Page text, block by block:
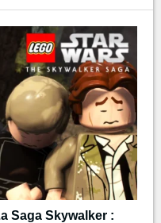
Saga Skywalker :